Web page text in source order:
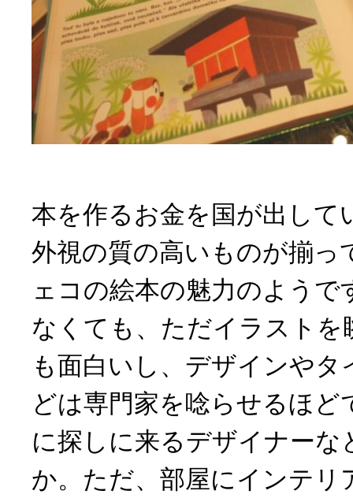
本を作るお金を国が出して
外視の質の高いものが揃っ
ェコの絵本の魅力のようで
なくても、ただイラスト
も面白いし、デザインや
どは専門家を唸らせるほど
に探しに来るデザイナーな
か。ただ、部屋にインテリ